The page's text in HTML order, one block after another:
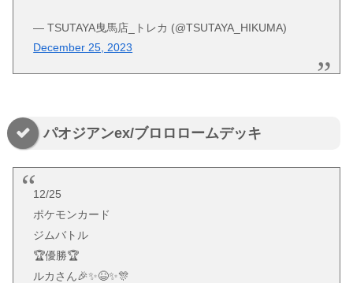
— TSUTAYA曳馬店_トレカ (@TSUTAYA_HIKUMA)
December 25, 2023
パオジアンex/ブロロロームデッキ
12/25
ポケモンカード
ジムバトル
🏆️優勝🏆️
ルカさん🎉✨😆✨🎊